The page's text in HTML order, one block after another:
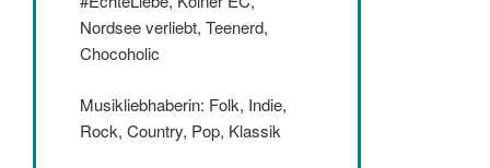
Nordsee verliebt, Teenerd,
Chocoholic
Musikliebhaberin: Folk, Indie,
Rock, Country, Pop, Klassik